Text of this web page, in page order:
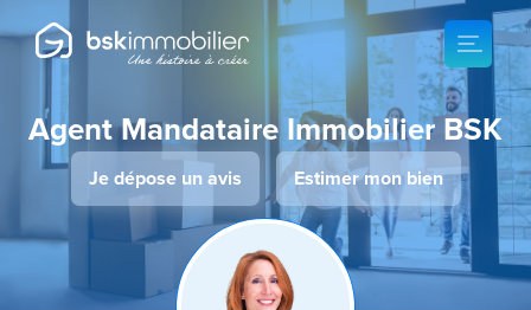
Agent Mandataire Immobilier BSK
Je dépose un avis Estimer mon bien